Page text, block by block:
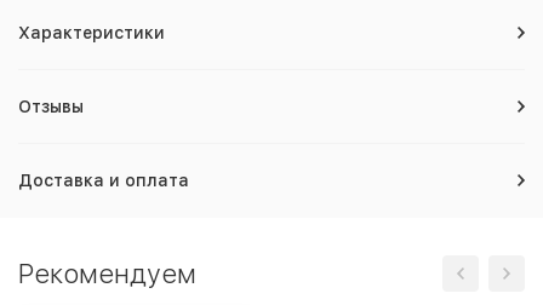
Характеристики
Отзывы
Доставка и оплата
Рекомендуем